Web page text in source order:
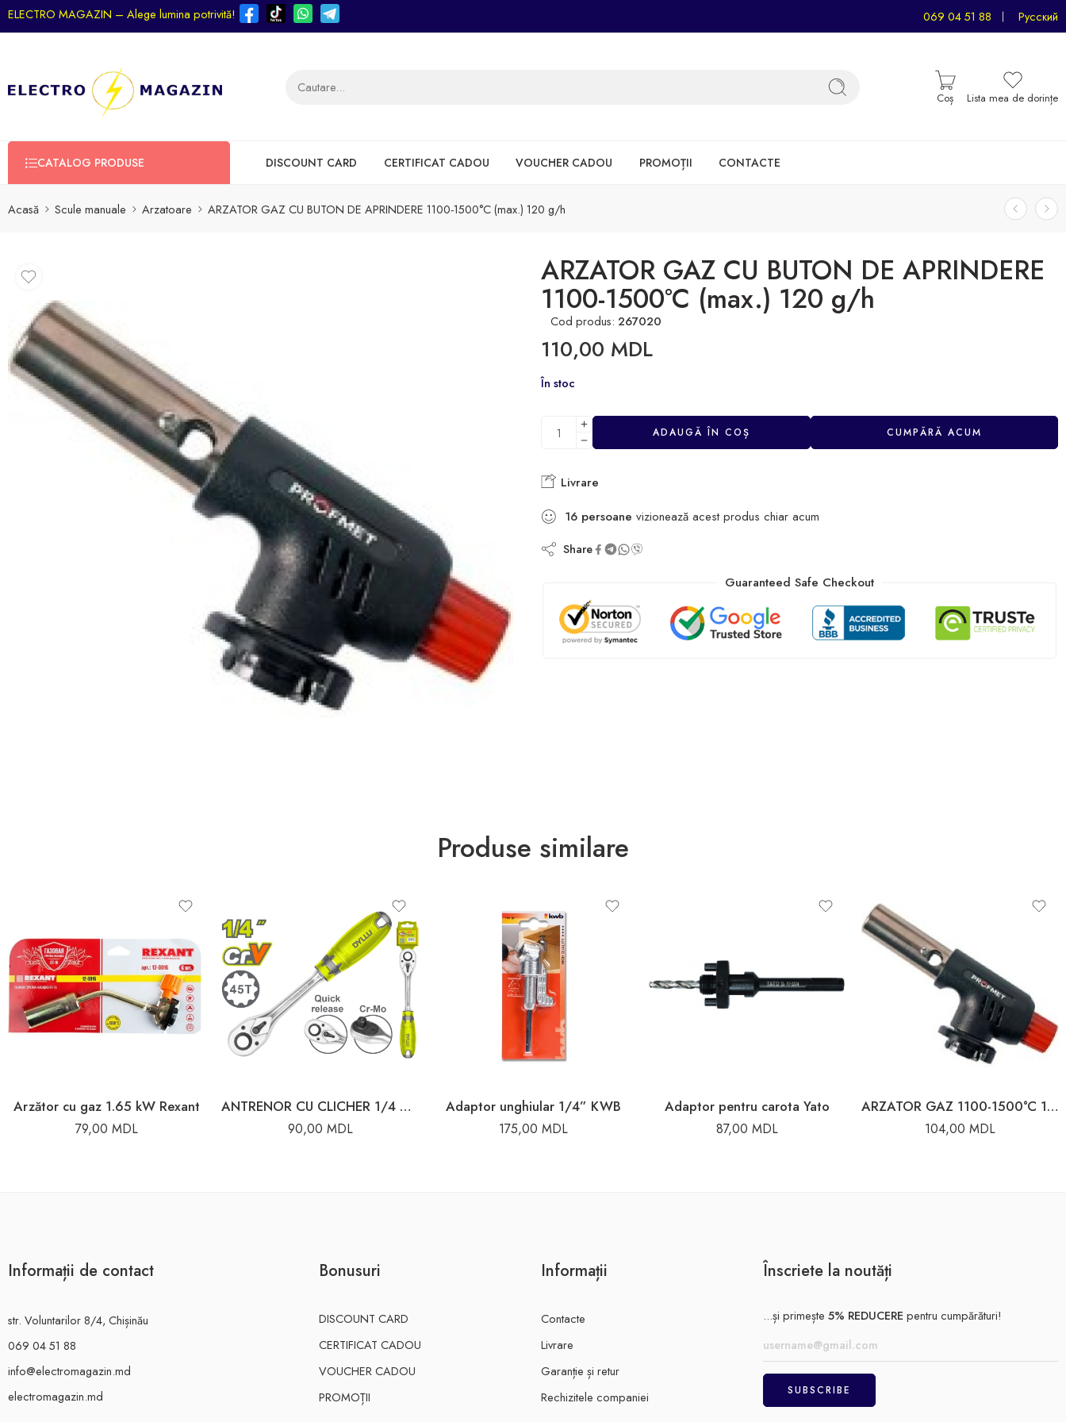
ELECTRO MAGAZIN – Alege lumina potrivită! 069 04 51 88 Русский
Coș Lista mea de dorințe
CATALOG PRODUSE DISCOUNT CARD CERTIFICAT CADOU VOUCHER CADOU PROMOȚII CONTACTE
Acasă Scule manuale Arzatoare ARZATOR GAZ CU BUTON DE APRINDERE 1100-1500°C (max.) 120 g/h
ARZATOR GAZ CU BUTON DE APRINDERE
1100-1500°C (max.) 120 g/h
Cod produs: 267020
110,00 MDL
În stoc
ADAUGĂ ÎN COȘ CUMPĂRĂ ACUM
Livrare
16 persoane vizionează acest produs chiar acum
Share
Guaranteed Safe Checkout
Produse similare
Arzător cu gaz 1.65 kW Rexant
79,00 MDL
ANTRENOR CU CLICHER 1/4 DYLLU
90,00 MDL
Adaptor unghiular 1/4” KWB
175,00 MDL
Adaptor pentru carota Yato
87,00 MDL
ARZATOR GAZ 1100-1500°C 1.3KW (max.)
104,00 MDL
Informații de contact
str. Voluntarilor 8/4, Chișinău
069 04 51 88
info@electromagazin.md
electromagazin.md
Bonusuri
DISCOUNT CARD
CERTIFICAT CADOU
VOUCHER CADOU
PROMOȚII
Informații
Contacte
Livrare
Garanție și retur
Rechizitele companiei
Înscriete la noutăți
...și primește 5% REDUCERE pentru cumpărături!